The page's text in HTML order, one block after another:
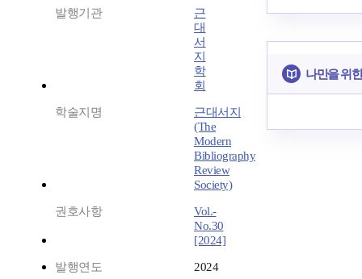
발행기관
근
대
서
지
학
회
학술지명
근대서지
(The
Modern
Bibliography
Review
Society)
권호사항
Vol.-
No.30
[2024]
발행연도 2024
나만을 위